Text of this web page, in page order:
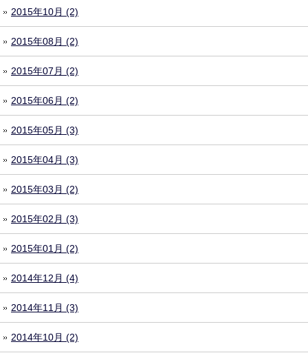
2015年10月 (2)
2015年08月 (2)
2015年07月 (2)
2015年06月 (2)
2015年05月 (3)
2015年04月 (3)
2015年03月 (2)
2015年02月 (3)
2015年01月 (2)
2014年12月 (4)
2014年11月 (3)
2014年10月 (2)